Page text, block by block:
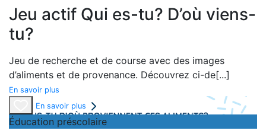
Jeu actif Qui es-tu? D’où viens-
tu?
Jeu de recherche et de course avec des images
d’aliments et de provenance. Découvrez ci-de[...]
En savoir plus
En savoir plus
Éducation préscolaire